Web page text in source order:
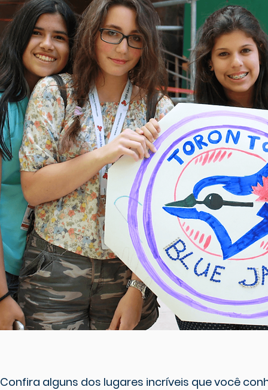
Confira alguns dos lugares incríveis que você